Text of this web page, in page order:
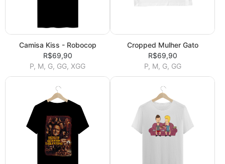
Camisa Kiss - Robocop
R$69,90
P, M, G, GG, XGG
Cropped Mulher Gato
R$69,90
P, M, G, GG